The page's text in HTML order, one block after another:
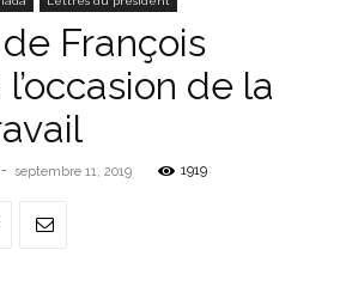
François
de la
- septembre 11, 2019 1919